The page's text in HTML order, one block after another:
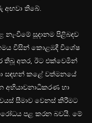
අඟවා තිබේ.
සූදානම පිළිබඳව
විසින් කොළඹදී විශේෂ
තිබූ අතර, ඊට එක්වෙමින්
සඳහන් කළේ වත්මනයේ
අභියාචනාධිකරණ හා
සීමාව වෙනස් කිරීමට
පළ කරන බවයි. මේ